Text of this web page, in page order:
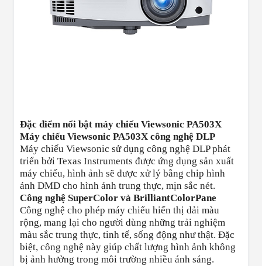
Đặc điểm nổi bật máy chiếu Viewsonic PA503X
Máy chiếu Viewsonic PA503X công nghệ DLP
Máy chiếu Viewsonic sử dụng công nghệ DLP phát
triển bởi Texas Instruments được ứng dụng sản xuất
máy chiếu, hình ảnh sẽ được xử lý bằng chip hình
ảnh DMD cho hình ảnh trung thực, mịn sắc nét.
Công nghệ SuperColor và BrilliantColorPane
Công nghệ cho phép máy chiếu hiển thị dải màu
rộng, mang lại cho người dùng những trải nghiệm
màu sắc trung thực, tinh tế, sống động như thật. Đặc
biệt, công nghệ này giúp chất lượng hình ảnh không
bị ảnh hưởng trong môi trường nhiều ánh sáng.